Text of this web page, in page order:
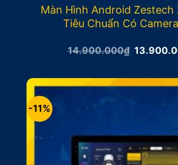
Màn Hình Android Zestech
Tiêu Chuẩn Có
14.900.000₫ Giá
-11%